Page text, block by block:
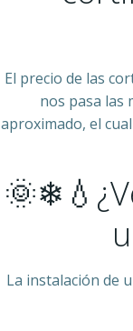
El precio de las
nos pasa las
aproximado, el
La instalación de